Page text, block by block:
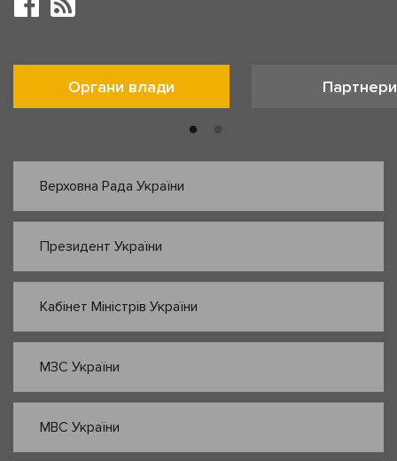
Органи влади Партнери
Верховна Рада України
Президент України
Кабінет Міністрів України
МЗС України
МВС України